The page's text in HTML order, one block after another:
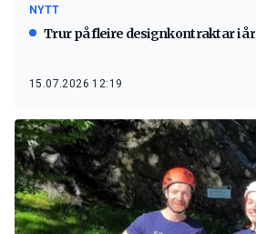
NYTT
Trur på fleire designkontraktar i år
15.07.2026 12:19